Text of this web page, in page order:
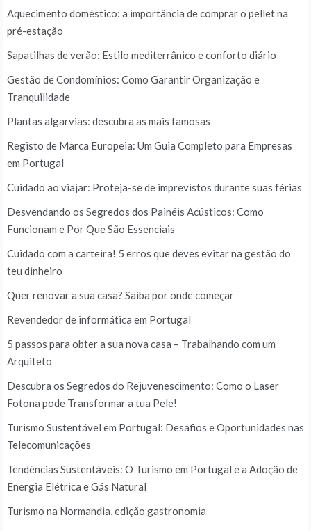
Aquecimento doméstico: a importância de comprar o pellet na
pré-estação
Sapatilhas de verão: Estilo mediterrânico e conforto diário
Gestão de Condomínios: Como Garantir Organização e
Tranquilidade
Plantas algarvias: descubra as mais famosas
Registo de Marca Europeia: Um Guia Completo para Empresas
em Portugal
Cuidado ao viajar: Proteja-se de imprevistos durante suas férias
Desvendando os Segredos dos Painéis Acústicos: Como
Funcionam e Por Que São Essenciais
Cuidado com a carteira! 5 erros que deves evitar na gestão do
teu dinheiro
Quer renovar a sua casa? Saiba por onde começar
Revendedor de informática em Portugal
5 passos para obter a sua nova casa – Trabalhando com um
Arquiteto
Descubra os Segredos do Rejuvenescimento: Como o Laser
Fotona pode Transformar a tua Pele!
Turismo Sustentável em Portugal: Desafios e Oportunidades nas
Telecomunicações
Tendências Sustentáveis: O Turismo em Portugal e a Adoção de
Energia Elétrica e Gás Natural
Turismo na Normandia, edição gastronomia